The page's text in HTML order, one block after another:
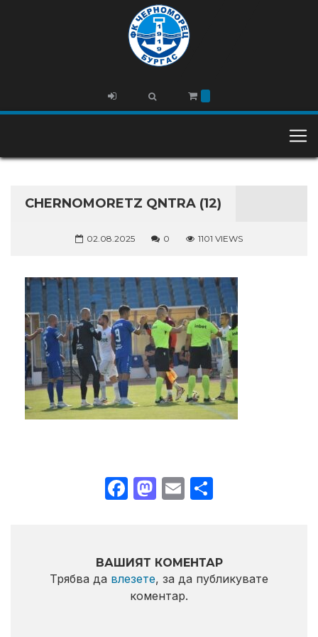
CHERNOMORETZ QNTRA (12)
02.08.2025 0 1101 VIEWS
Facebook
Mastodon
Email
ВАШИЯТ КОМЕНТАР
Трябва да влезете, за да публикувате
коментар.